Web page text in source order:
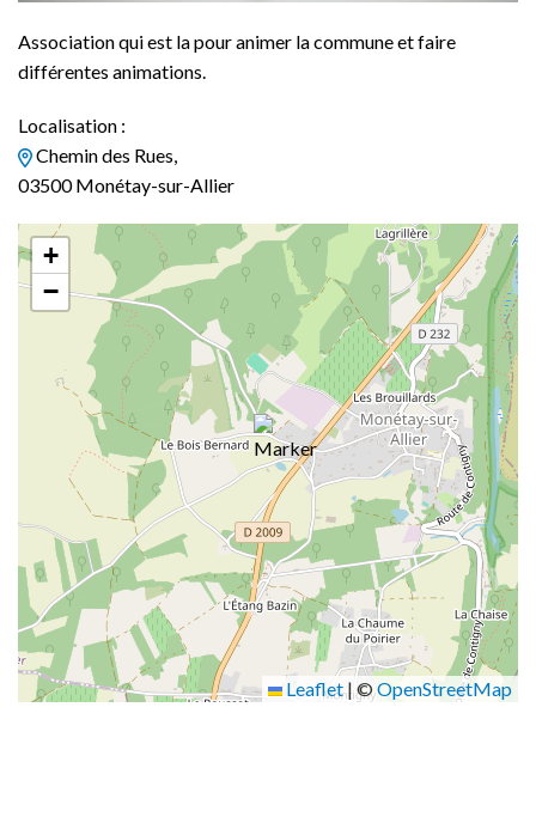
Association qui est la pour animer la commune et faire
différentes animations.
Localisation :
Chemin des Rues,
03500 Monétay-sur-Allier
+
−
Leaflet |©OpenStreetMap